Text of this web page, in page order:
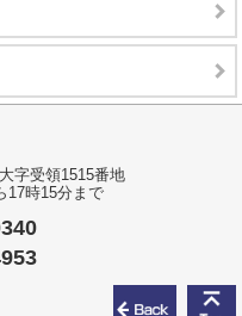
前の
字受領1515番地
17時15分まで